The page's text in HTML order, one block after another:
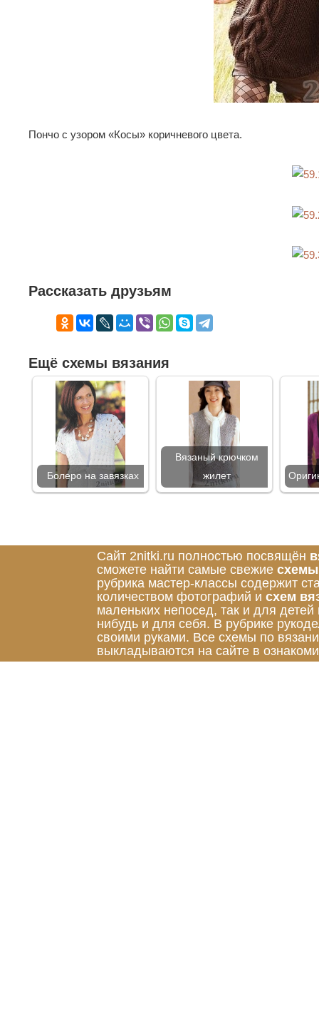
Пончо с узором «Косы» коричневого цвета.
Рассказать друзьям
Ещё схемы вязания
Болеро на завязках
Вязаный крючком
жилет
Сайт 2nitki.ru полностью посвящён
сможете найти самые свежие схемы
рубрика мастер-классы содержит
количеством фотографий и схем
маленьких непосед, так и для
нибудь и для себя. В рубрике
своими руками. Все схемы по
выкладываются на сайте в